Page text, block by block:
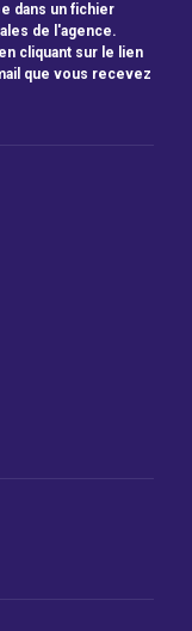
dans un fichier
de l'agence.
cliquant sur le lien
que vous recevez